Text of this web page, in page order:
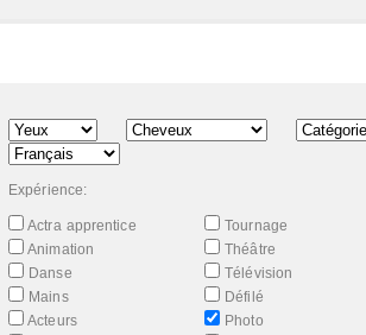
Expérience:
Actra apprentice
Animation
Danse
Mains
Acteurs
Tournage
Théâtre
Télévision
Défilé
Photo